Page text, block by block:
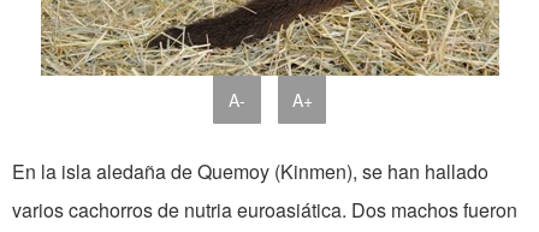
A- A+
En la isla aledaña de Quemoy (Kinmen), se han hallado
varios cachorros de nutria euroasiática. Dos machos fueron